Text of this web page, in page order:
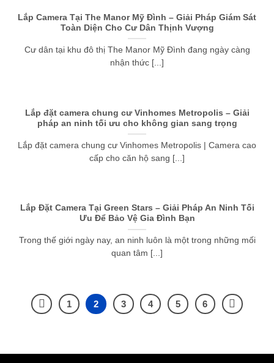
Lắp Camera Tại The Manor Mỹ Đình – Giải Pháp Giám Sát
Toàn Diện Cho Cư Dân Thịnh Vượng
Cư dân tại khu đô thị The Manor Mỹ Đình đang ngày càng
nhận thức [...]
Lắp đặt camera chung cư Vinhomes Metropolis – Giải
pháp an ninh tối ưu cho không gian sang trọng
Lắp đặt camera chung cư Vinhomes Metropolis | Camera cao
cấp cho căn hộ sang [...]
Lắp Đặt Camera Tại Green Stars – Giải Pháp An Ninh Tối
Ưu Để Bảo Vệ Gia Đình Bạn
Trong thế giới ngày nay, an ninh luôn là một trong những mối
quan tâm [...]
1 2 3 4 5 6